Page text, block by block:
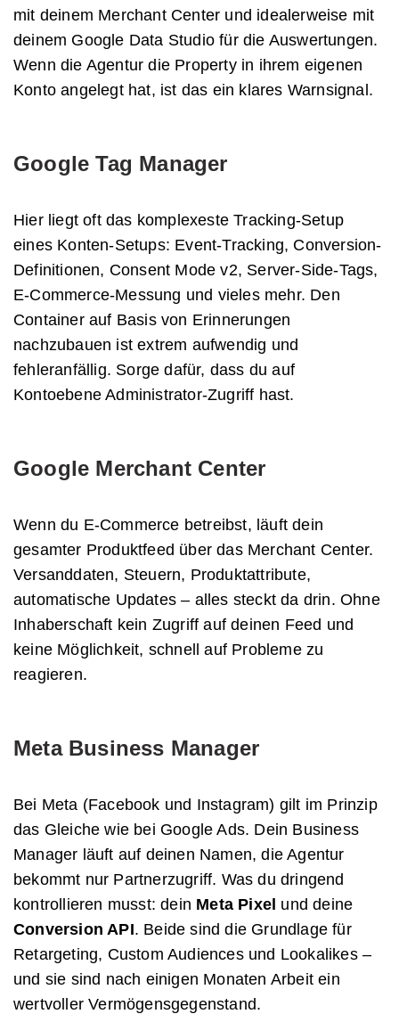
mit deinem Merchant Center und idealerweise mit
deinem Google Data Studio für die Auswertungen.
Wenn die Agentur die Property in ihrem eigenen
Konto angelegt hat, ist das ein klares Warnsignal.
Google Tag Manager
Hier liegt oft das komplexeste Tracking-Setup
eines Konten-Setups: Event-Tracking, Conversion-
Definitionen, Consent Mode v2, Server-Side-Tags,
E-Commerce-Messung und vieles mehr. Den
Container auf Basis von Erinnerungen
nachzubauen ist extrem aufwendig und
fehleranfällig. Sorge dafür, dass du auf
Kontoebene Administrator-Zugriff hast.
Google Merchant Center
Wenn du E-Commerce betreibst, läuft dein
gesamter Produktfeed über das Merchant Center.
Versanddaten, Steuern, Produktattribute,
automatische Updates – alles steckt da drin. Ohne
Inhaberschaft kein Zugriff auf deinen Feed und
keine Möglichkeit, schnell auf Probleme zu
reagieren.
Meta Business Manager
Bei Meta (Facebook und Instagram) gilt im Prinzip
das Gleiche wie bei Google Ads. Dein Business
Manager läuft auf deinen Namen, die Agentur
bekommt nur Partnerzugriff. Was du dringend
kontrollieren musst: dein Meta Pixel und deine
Conversion API. Beide sind die Grundlage für
Retargeting, Custom Audiences und Lookalikes –
und sie sind nach einigen Monaten Arbeit ein
wertvoller Vermögensgegenstand.